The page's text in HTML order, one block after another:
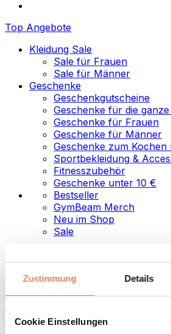
Zustimmung Details
Cookie Einstellungen
Top Angebote
Kleidung Sale
Sale für Frauen
Sale für Männer
Geschenke
Geschenkgutscheine
Geschenke für die ganze
Geschenke für Frauen
Geschenke für Männer
Geschenke zum Kochen
Sportbekleidung &
Fitnesszubehör
Geschenke unter 10 €
Bestseller
GymBeam Merch
Neu im Shop
Sale
Lebensmittel
Fitness-Food
Aufstriche und Pasten